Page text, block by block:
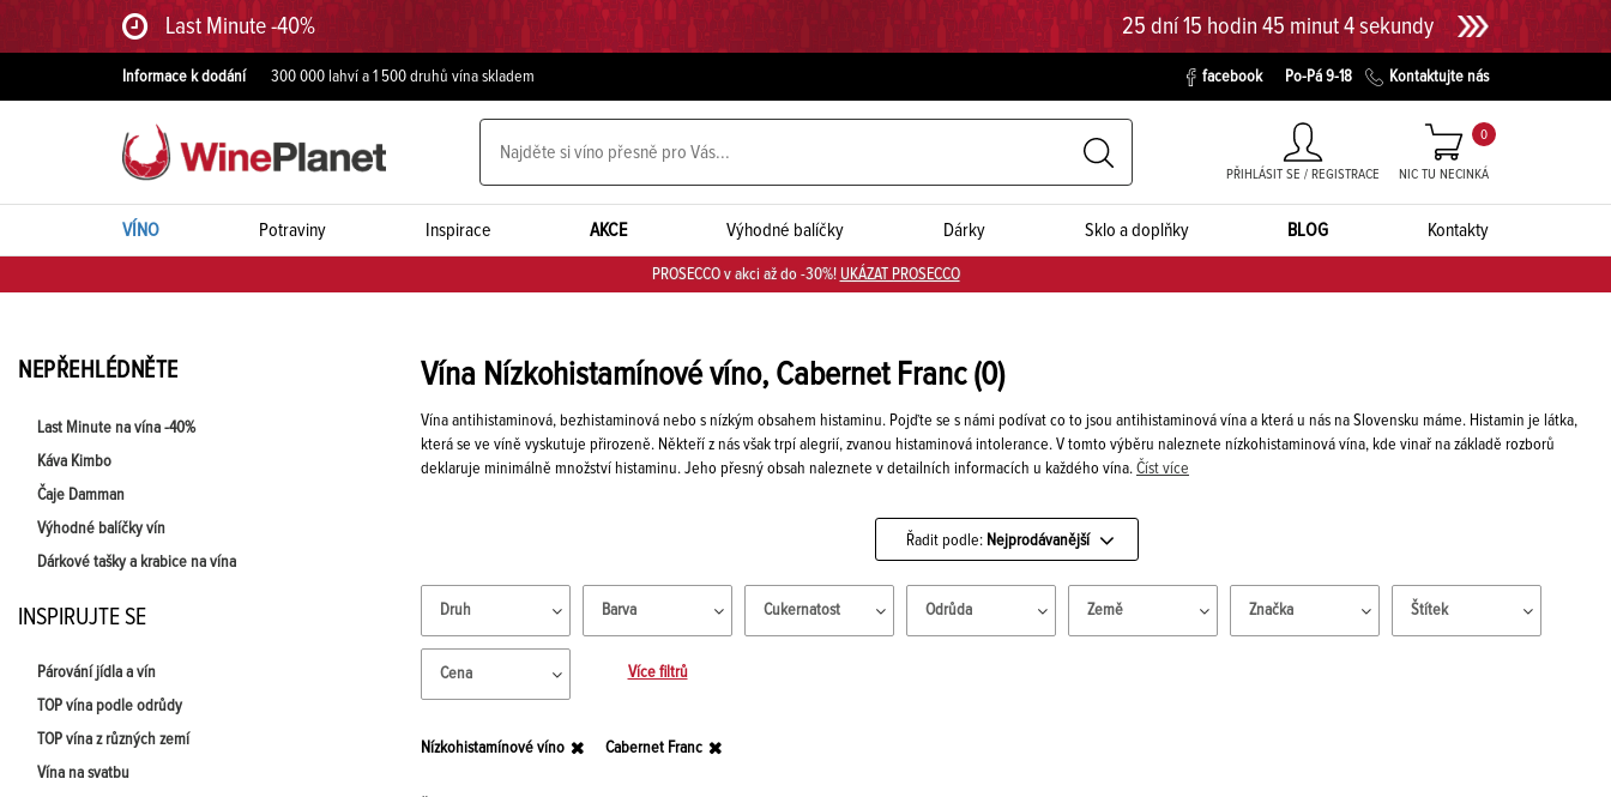
Last Minute -40% 25 dní 15 hodin 45 minut 4 sekundy
Informace k dodání 300 000 lahví a 1 500 druhů vína skladem facebook Po-Pá 9-18 Kontaktujte nás
PŘIHLÁSIT SE / REGISTRACE NIC TU NECINKÁ
0
VÍNO Potraviny Inspirace AKCE Výhodné balíčky Dárky Sklo a doplňky BLOG Kontakty
PROSECCO v akci až do -30%! UKÁZAT PROSECCO
NEPŘEHLÉDNĚTE
Last Minute na vína -40%
Káva Kimbo
Čaje Damman
Výhodné balíčky vín
Dárkové tašky a krabice na vína
INSPIRUJTE SE
Párování jídla a vín
TOP vína podle odrůdy
TOP vína z různých zemí
Vína na svatbu
Vína Nízkohistamínové víno, Cabernet Franc(0)
Vína antihistaminová, bezhistaminová nebo s nízkým obsahem histaminu. Pojďte se s námi podívat co to jsou antihistaminová vína a která u nás na Slovensku máme. Histamin je látka,
která se ve víně vyskutuje přirozeně. Někteří z nás však trpí alegrií, zvanou histaminová intolerance. V tomto výběru naleznete nízkohistaminová vína, kde vinař na základě rozborů
deklaruje minimálně množství histaminu. Jeho přesný obsah naleznete v detailních informacích u každého vína. Číst více
Řadit podle: Nejprodávanější
Druh Barva Cukernatost Odrůda Země Značka Štítek
Cena Více filtrů
Nízkohistamínové víno Cabernet Franc